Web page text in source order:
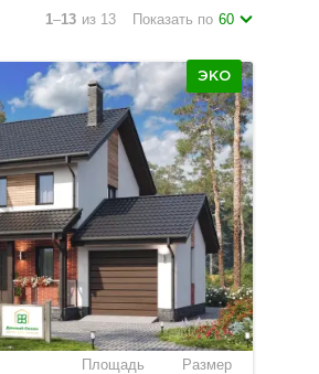
1–13 из 13 Показать по 60
ЭКО
Площадь Размер